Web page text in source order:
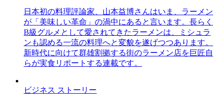
日本初の料理評論家、山本益博さんはいま、ラーメン
が「美味しい革命」の渦中にあると言います。長らく
B級グルメとして愛されてきたラーメンは、ミシュラ
ンも認める一流の料理へと変貌を遂げつつあります。
新時代に向けて群雄割拠する街のラーメン店を巨匠自
らが実食リポートする連載です。
ビジネス ストーリー